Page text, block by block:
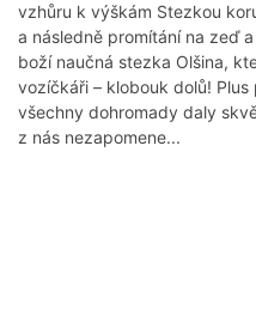
vzhůru k výškám Stezkou
a následně promítání na zeď
boží naučná stezka Olšina,
vozíčkáři – klobouk dolů!
všechny dohromady daly
z nás nezapomene...